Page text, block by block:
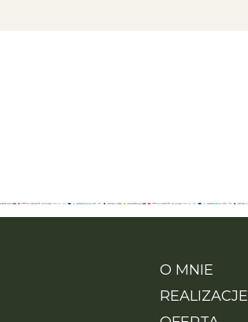
O MNIE
REALIZACJE